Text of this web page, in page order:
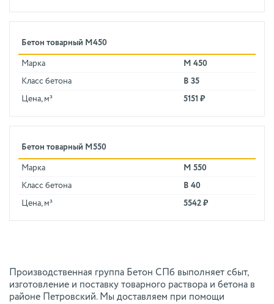
Бетон товарный М450
Марка М 450
Класс бетона В 35
Цена, м³ 5151 ₽
Бетон товарный М550
Марка М 550
Класс бетона В 40
Цена, м³ 5542 ₽
Производственная группа Бетон СПб выполняет сбыт,
изготовление и поставку товарного раствора и бетона в
районе Петровский. Мы доставляем при помощи